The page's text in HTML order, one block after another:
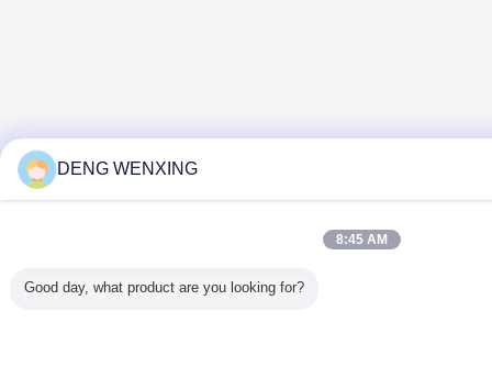
DENG WENXING
8:45 AM
Good day, what product are you looking for?